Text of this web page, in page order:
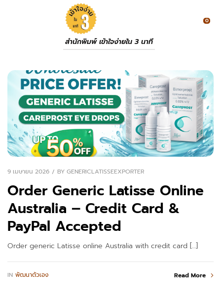
สำนักพิมพ์ เข้าใจง่ายใน 3 นาที
0
9 เมษายน 2026 BY GENERICLATISSEEXPORTER
Order Generic Latisse Online
Australia – Credit Card &
PayPal Accepted
Order generic Latisse online Australia with credit card […]
IN พัฒนาตัวเอง Read More